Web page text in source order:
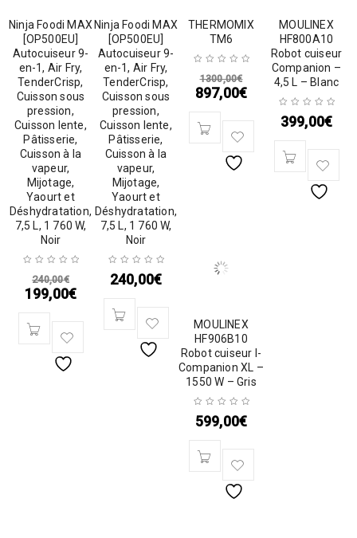
Ninja Foodi MAX
[OP500EU]
Autocuiseur 9-
en-1, Air Fry,
TenderCrisp,
Cuisson sous
pression,
Cuisson lente,
Pâtisserie,
Cuisson à la
vapeur,
Mijotage,
Yaourt et
Déshydratation,
7,5 L, 1 760 W,
Noir
240,00€
199,00€
Ninja Foodi MAX
[OP500EU]
Autocuiseur 9-
en-1, Air Fry,
TenderCrisp,
Cuisson sous
pression,
Cuisson lente,
Pâtisserie,
Cuisson à la
vapeur,
Mijotage,
Yaourt et
Déshydratation,
7,5 L, 1 760 W,
Noir
240,00€
THERMOMIX
TM6
1300,00€
897,00€
MOULINEX
HF800A10
Robot cuiseur
Companion –
4,5 L – Blanc
399,00€
MOULINEX
HF906B10
Robot cuiseur I-
Companion XL –
1550 W – Gris
599,00€